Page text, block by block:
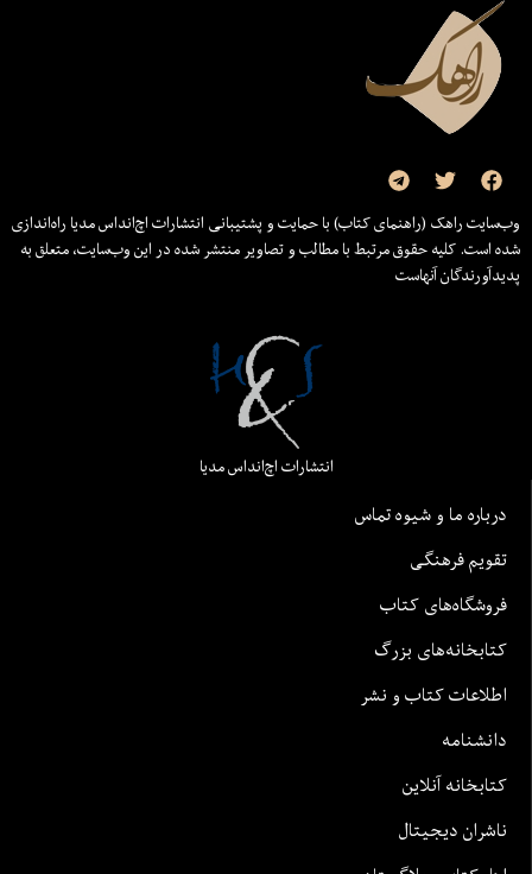
وب‌سایت راهک (راهنمای کتاب) با حمایت و پشتیبانی انتشارات اچ‌اند‌اس مدیا راه‌اندازی
شده است. کلیه حقوق مرتبط با مطالب و تصاویر منتشر شده در این وب‌سایت، متعلق به
پدیدآورندگان آنهاست
انتشارات اچ‌اند‌اس مدیا
درباره ما و شیوه تماس
تقویم فرهنگی
فروشگاه‌های کتاب
کتابخانه‌های بزرگ
اطلاعات کتاب و نشر
دانشنامه
کتابخانه آنلاین
ناشران دیجیتال